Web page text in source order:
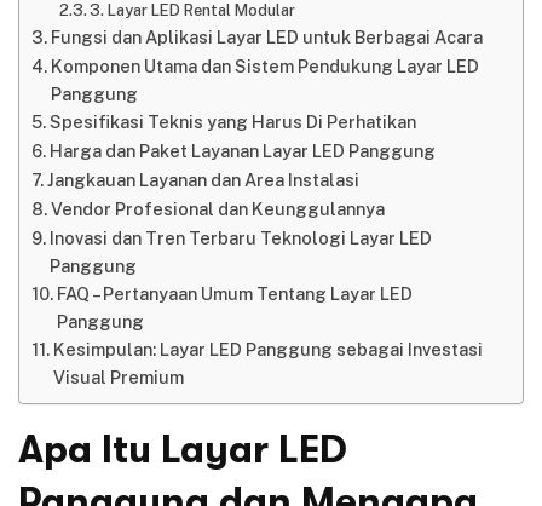
3. Layar LED Rental Modular
Fungsi dan Aplikasi Layar LED untuk Berbagai Acara
Komponen Utama dan Sistem Pendukung Layar LED
Panggung
Spesifikasi Teknis yang Harus Di Perhatikan
Harga dan Paket Layanan Layar LED Panggung
Jangkauan Layanan dan Area Instalasi
Vendor Profesional dan Keunggulannya
Inovasi dan Tren Terbaru Teknologi Layar LED
Panggung
FAQ – Pertanyaan Umum Tentang Layar LED
Panggung
Kesimpulan: Layar LED Panggung sebagai Investasi
Visual Premium
Apa Itu Layar LED